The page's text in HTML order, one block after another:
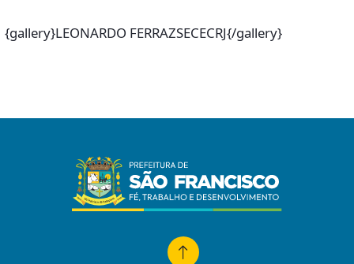
{gallery}LEONARDO FERRAZSECECRJ{/gallery}